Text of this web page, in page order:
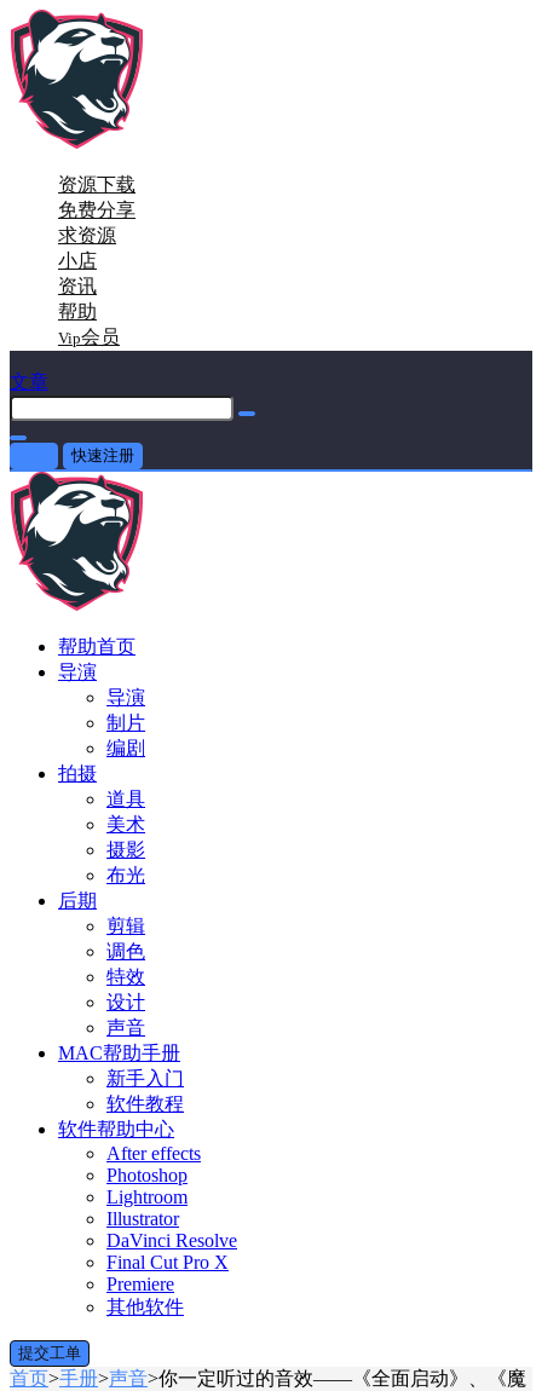
资源下载
免费分享
求资源
小店
资讯
帮助
Vip会员
文章
快速注册
帮助首页
导演
导演
制片
编剧
拍摄
道具
美术
摄影
布光
后期
剪辑
调色
特效
设计
声音
MAC帮助手册
新手入门
软件教程
软件帮助中心
After effects
Photoshop
Lightroom
Illustrator
DaVinci Resolve
Final Cut Pro X
Premiere
其他软件
提交工单
首页>手册>声音>你一定听过的音效——《全面启动》、《魔